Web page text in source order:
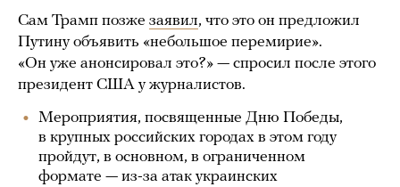
Сам Трамп позже заявил, что это он предложил
Путину объявить «небольшое перемирие».
«Он уже анонсировал это?» — спросил после этого
президент США у журналистов.
Мероприятия, посвященные Дню Победы,
в крупных российских городах в этом году
пройдут, в основном, в ограниченном
формате — из-за атак украинских